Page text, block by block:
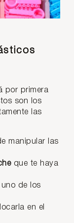
por primera
son los
las
manipular las
que te haya
de los
en el